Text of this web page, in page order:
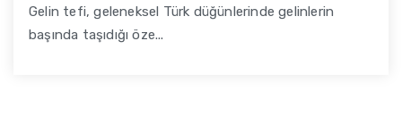
Gelin tefi, geleneksel Türk düğünlerinde gelinlerin
başında taşıdığı öze...